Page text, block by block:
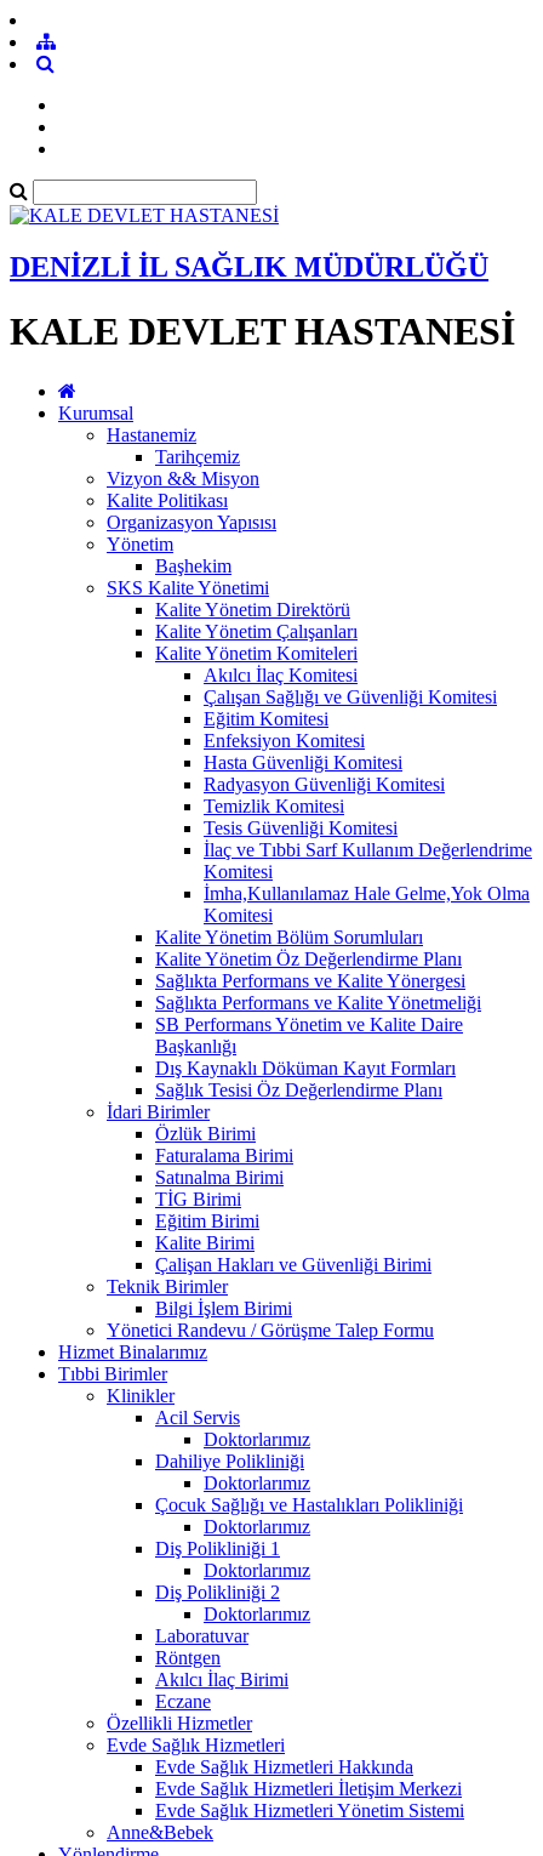
DENİZLİ İL SAĞLIK MÜDÜRLÜĞÜ
KALE DEVLET HASTANESİ
Kurumsal
Hastanemiz
Tarihçemiz
Vizyon && Misyon
Kalite Politikası
Organizasyon Yapısısı
Yönetim
Başhekim
SKS Kalite Yönetimi
Kalite Yönetim Direktörü
Kalite Yönetim Çalışanları
Kalite Yönetim Komiteleri
Akılcı İlaç Komitesi
Çalışan Sağlığı ve Güvenliği Komitesi
Eğitim Komitesi
Enfeksiyon Komitesi
Hasta Güvenliği Komitesi
Radyasyon Güvenliği Komitesi
Temizlik Komitesi
Tesis Güvenliği Komitesi
İlaç ve Tıbbi Sarf Kullanım Değerlendrime
Komitesi
İmha,Kullanılamaz Hale Gelme,Yok Olma
Komitesi
Kalite Yönetim Bölüm Sorumluları
Kalite Yönetim Öz Değerlendirme Planı
Sağlıkta Performans ve Kalite Yönergesi
Sağlıkta Performans ve Kalite Yönetmeliği
SB Performans Yönetim ve Kalite Daire
Başkanlığı
Dış Kaynaklı Döküman Kayıt Formları
Sağlık Tesisi Öz Değerlendirme Planı
İdari Birimler
Özlük Birimi
Faturalama Birimi
Satınalma Birimi
TİG Birimi
Eğitim Birimi
Kalite Birimi
Çalişan Hakları ve Güvenliği Birimi
Teknik Birimler
Bilgi İşlem Birimi
Yönetici Randevu / Görüşme Talep Formu
Hizmet Binalarımız
Tıbbi Birimler
Klinikler
Acil Servis
Doktorlarımız
Dahiliye Polikliniği
Doktorlarımız
Çocuk Sağlığı ve Hastalıkları Polikliniği
Doktorlarımız
Diş Polikliniği 1
Doktorlarımız
Diş Polikliniği 2
Doktorlarımız
Laboratuvar
Röntgen
Akılcı İlaç Birimi
Eczane
Özellikli Hizmetler
Evde Sağlık Hizmetleri
Evde Sağlık Hizmetleri Hakkında
Evde Sağlık Hizmetleri İletişim Merkezi
Evde Sağlık Hizmetleri Yönetim Sistemi
Anne&Bebek